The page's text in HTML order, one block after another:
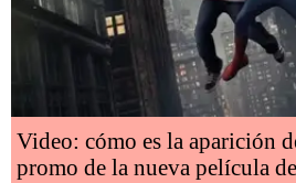
Video: cómo es la aparición
promo de la nueva película